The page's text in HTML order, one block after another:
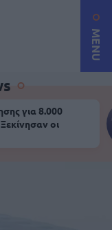
MENU
για 8.000
οι